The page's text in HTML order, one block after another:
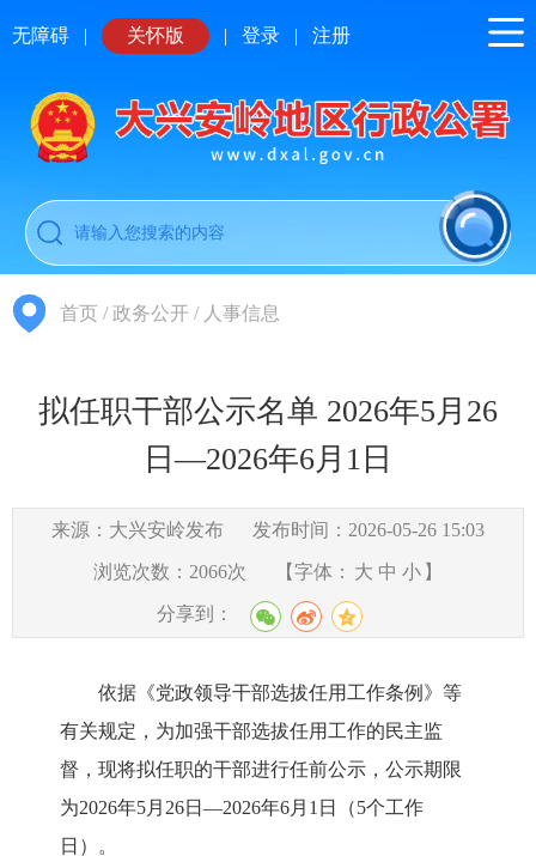
无障碍 | 关怀版 | 登录 | 注册
首页 /政务公开 / 人事信息
拟任职干部公示名单 2026年5月26
日—2026年6月1日
来源：大兴安岭发布 发布时间：2026-05-26 15:03
浏览次数： 2066次 【字体： 大 中 小 】
分享到：
依据《党政领导干部选拔任用工作条例》等
有关规定，为加强干部选拔任用工作的民主监
督，现将拟任职的干部进行任前公示，公示期限
为2026年5月 26日 —2026年6月 1 日（5个工作
日）。